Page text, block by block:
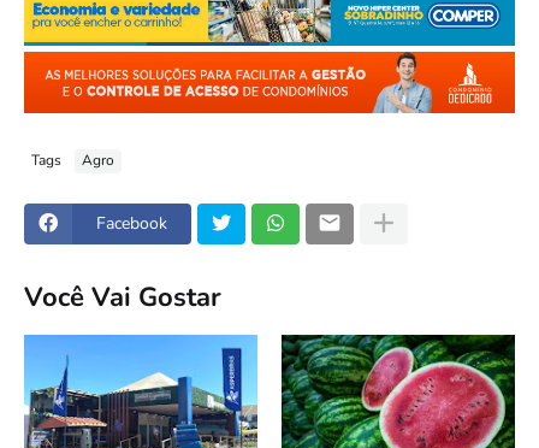
Tags Agro
Facebook
Você Vai Gostar